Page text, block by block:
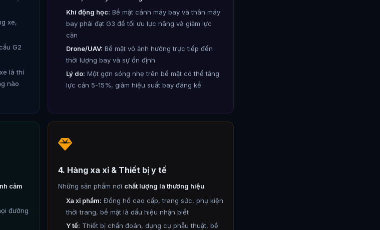
xe,
G2
là thí
nào
Khí động học: Bề mặt cánh máy bay và thân máy
bay phải đạt G3 để tối ưu lực nâng và giảm lực
cản
Drone/UAV: Bề mặt vỏ ảnh hưởng trực tiếp đến
thời lượng bay và sự ổn định
Lý do: Một gợn sóng nhẹ trên bề mặt có thể tăng
lực cản 5-15%, giảm hiệu suất bay đáng kể
cảm
đường
4. Hàng xa xỉ & Thiết bị y tế
Những sản phẩm nơi chất lượng là thương hiệu.
Xa xỉ phẩm: Đồng hồ cao cấp, trang sức, phụ kiện
thời trang, bề mặt là dấu hiệu nhận biết
Y tế: Thiết bị chẩn đoán, dụng cụ phẫu thuật, bề